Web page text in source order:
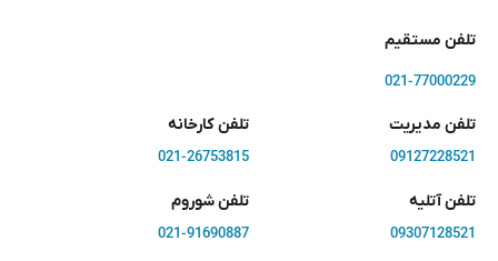
تلفن مستقیم
021-77000229
تلفن مدیریت
09127228521
تلفن کارخانه
021-26753815
تلفن آتلیه
09307128521
تلفن شوروم
021-91690887